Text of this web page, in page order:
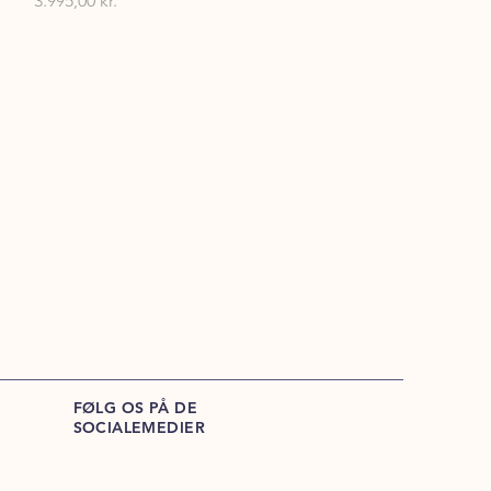
FØLG OS PÅ DE
SOCIALEMEDIER